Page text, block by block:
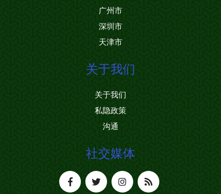
广州市
深圳市
天津市
关于我们
关于我们
私隐政策
沟通
社交媒体